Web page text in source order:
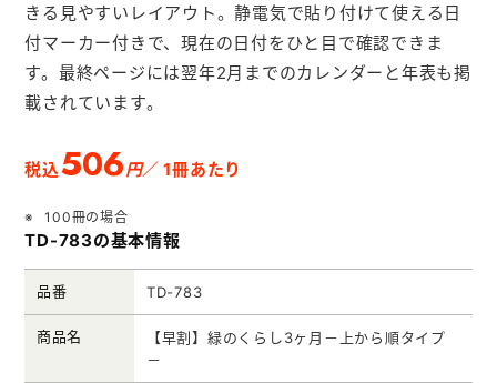
クリアファイル本舗
ウェットティッシュ本舗
扇子本舗
きる見やすいレイアウト。静電気で貼り付けて使える日
付マーカー付きで、現在の日付をひと目で確認できま
す。最終ページには翌年2月までのカレンダーと年表も掲
載されています。
税込506円／ 1冊あたり
100冊の場合
TD-783の基本情報
品番 TD-783
商品名
【早割】緑のくらし3ヶ月－上から順タイプ
－